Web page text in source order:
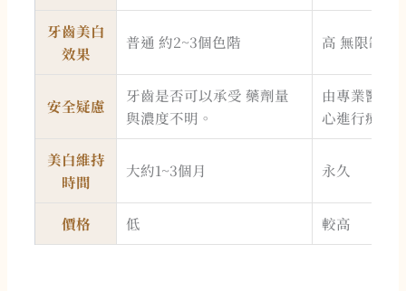
牙齒美白
效果
普通 約2~3個色階 高 無限制
安全疑慮
牙齒是否可以承受 藥劑量
與濃度不明。
由專業醫師
心進行療程
美白維持
時間
大約1~3個月 永久
價格 低 較高